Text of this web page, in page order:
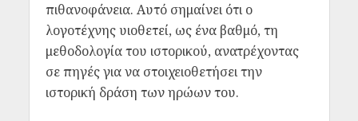
πιθανοφάνεια. Αυτό σημαίνει ότι ο
λογοτέχνης υιοθετεί, ως ένα βαθμό, τη
μεθοδολογία του ιστορικού, ανατρέχοντας
σε πηγές για να στοιχειοθετήσει την
ιστορική δράση των ηρώων του.